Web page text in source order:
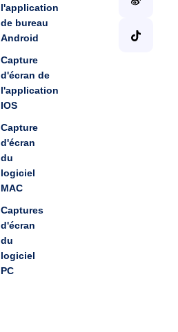
l'application
de bureau
Android
Capture
d'écran de
l'application
IOS
Capture
d'écran
du
logiciel
MAC
Captures
d'écran
du
logiciel
PC